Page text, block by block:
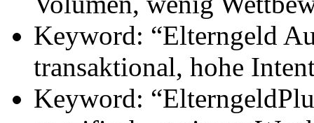
Keyword: “Elterngeld
transaktional, hohe
Keyword: